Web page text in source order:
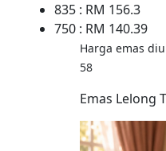
835 : RM 156.3
750 : RM 140.39
Harga emas
58
Emas Lelong